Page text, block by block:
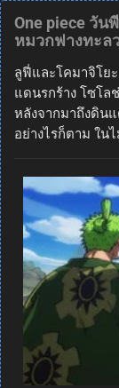
One piece วั
หมวกฟางทะล
ลูฟี่และโคมาจิโย
แดนรกร้าง โซโ
หลังจากมาถึงดิน
อย่างไรก็ตาม ใน